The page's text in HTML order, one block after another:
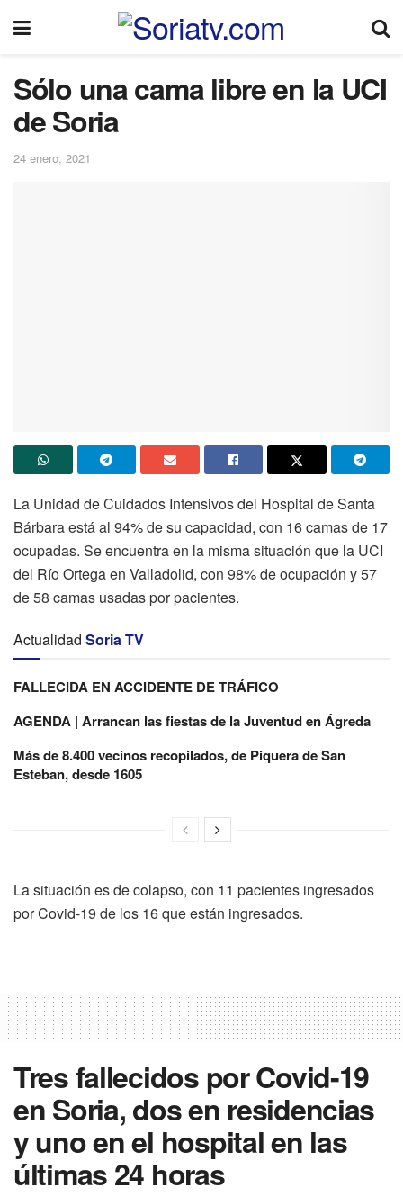
Sólo una cama libre en la UCI
de Soria
24 enero, 2021
La Unidad de Cuidados Intensivos del Hospital de Santa
Bárbara está al 94% de su capacidad, con 16 camas de 17
ocupadas. Se encuentra en la misma situación que la UCI
del Río Ortega en Valladolid, con 98% de ocupación y 57
de 58 camas usadas por pacientes.
Actualidad Soria TV
FALLECIDA EN ACCIDENTE DE TRÁFICO
AGENDA | Arrancan las fiestas de la Juventud en Ágreda
Más de 8.400 vecinos recopilados, de Piquera de San
Esteban, desde 1605
La situación es de colapso, con 11 pacientes ingresados
por Covid-19 de los 16 que están ingresados.
Tres fallecidos por Covid-19
en Soria, dos en residencias
y uno en el hospital en las
últimas 24 horas